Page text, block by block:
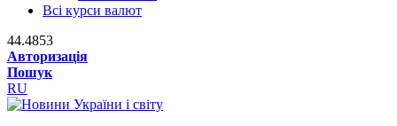
Всі курси валют
44.4853
Авторизація
Пошук
RU